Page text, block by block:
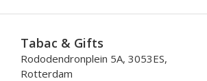
Tabac & Gifts
Rododendronplein 5A, 3053ES,
Rotterdam